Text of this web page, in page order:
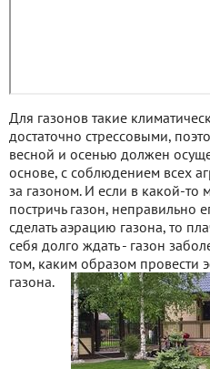
Для газонов такие
достаточно стрессовыми,
весной и осенью должен
основе, с соблюдением всех
за газоном. И если в какой-то
постричь газон, неправильно
сделать аэрацию газона, то
себя долго ждать - газон
том, каким образом провести
газона.